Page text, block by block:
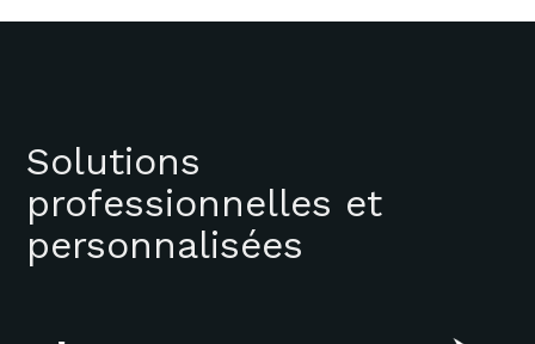
Solutions
professionnelles et
personnalisées